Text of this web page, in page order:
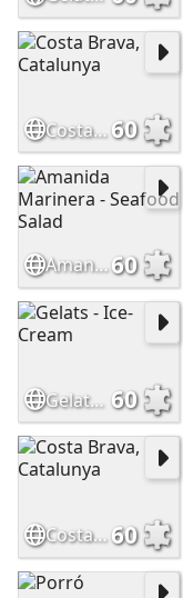
Costa Brava, Catalunya60
Amanida Marinera - Seafood Salad60
Gelats - Ice-Cream 60
Costa Brava, Catalunya60